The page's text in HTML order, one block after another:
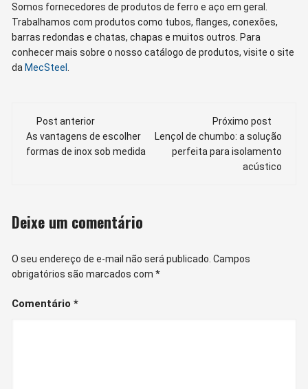
Somos fornecedores de produtos de ferro e aço em geral.
Trabalhamos com produtos como tubos, flanges, conexões,
barras redondas e chatas, chapas e muitos outros. Para
conhecer mais sobre o nosso catálogo de produtos, visite o site
daMecSteel
Navegação
de
Post anterior
As vantagens de escolher
formas de inox sob medida
Próximo post
Lençol de chumbo: a solução
perfeita para isolamento
acústico
Deixe um comentário
O seu endereço de e-mail não será publicado. Campos
obrigatórios são marcados com*
Comentário*